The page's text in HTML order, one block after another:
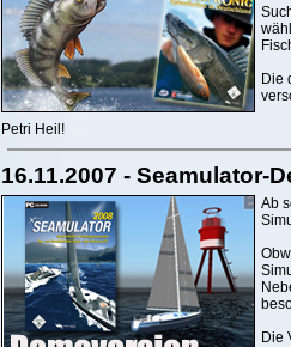
Die
Petri Heil!
16.11.2007 - Seamulator-
Ab
Die